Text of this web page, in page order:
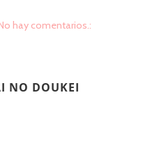
hay comentarios.:
NO DOUKEI